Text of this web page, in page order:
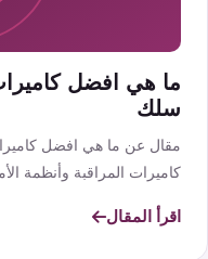
ما هي افضل
سلك
مقال عن ما هي افضل
كاميرات المراقبة وأنظمة
اقرأ المقال